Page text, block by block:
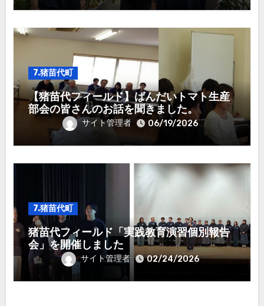
7.猪苗代町
【猪苗代フィールド】ばんだいトマト生産
部会の皆さんのお話を聞きました。
サイト管理者 06/19/2026
7.猪苗代町
猪苗代フィールド「実践教育演習個別報告
会」を開催しました
サイト管理者 02/24/2026